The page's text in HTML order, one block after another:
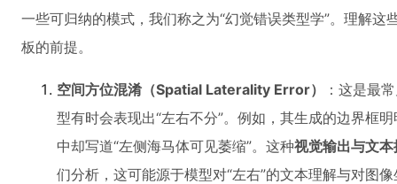
一些可归纳的模式，我们称之为“幻觉错误类型学”。理解
板的前提。
空间方位混淆（Spatial Laterality Error）
：这是最
型有时会表现出“左右不分”。例如，其生成的边界框
中却写道“左侧海马体可见萎缩”。这种视觉输出与文
们分析，这可能源于模型对“左右”的文本理解与对图